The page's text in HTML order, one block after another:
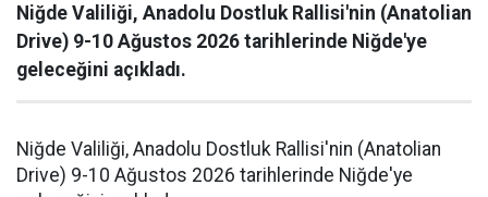
Niğde Valiliği, Anadolu Dostluk Rallisi'nin (Anatolian
Drive) 9-10 Ağustos 2026 tarihlerinde Niğde'ye
geleceğini açıkladı.
Niğde Valiliği, Anadolu Dostluk Rallisi'nin (Anatolian
Drive) 9-10 Ağustos 2026 tarihlerinde Niğde'ye